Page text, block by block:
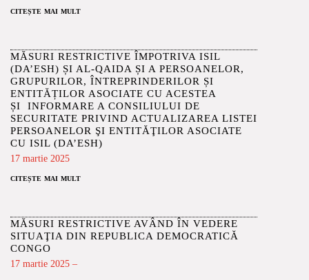
citește mai mult
MĂSURI RESTRICTIVE ÎMPOTRIVA ISIL
(DA’ESH) ȘI AL-QAIDA ȘI A PERSOANELOR,
GRUPURILOR, ÎNTREPRINDERILOR ȘI
ENTITĂȚILOR ASOCIATE CU ACESTEA
ȘI INFORMARE A CONSILIULUI DE
SECURITATE PRIVIND ACTUALIZAREA LISTEI
PERSOANELOR ŞI ENTITĂŢILOR ASOCIATE
CU ISIL (DA’ESH)
17 martie 2025
citește mai mult
MĂSURI RESTRICTIVE AVÂND ÎN VEDERE
SITUAŢIA DIN REPUBLICA DEMOCRATICĂ
CONGO
17 martie 2025 –